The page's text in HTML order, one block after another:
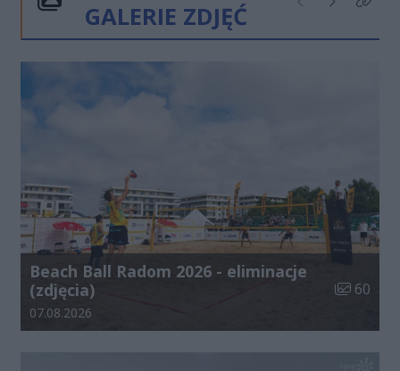
GALERIE ZDJĘĆ
Poprzednie
NastępneKliknij
Beach Ball Radom 2026 - eliminacje
(zdjęcia)
Liczba
60
Data dodania galerii:
07.08.2026